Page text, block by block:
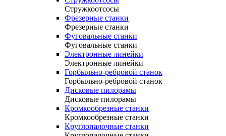
Стружкоотсосы
Фрезерные станки
Фрезерные станки
Фуговальные станки
Фуговальные станки
Электронные линейки
Электронные линейки
Горбыльно-ребровой станок
Горбыльно-ребровой станок
Дисковые пилорамы
Дисковые пилорамы
Кромкообрезные станки
Кромкообрезные станки
Круглопалочные станки